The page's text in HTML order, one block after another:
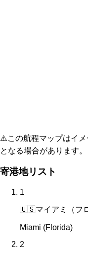
⚠️この航程マップはイ
となる場合があります。
寄港地リスト
1
🇺🇸マイアミ（フ
Miami (Florida)
2